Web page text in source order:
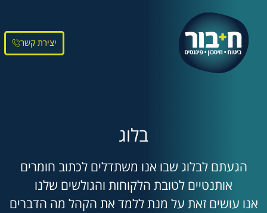
יצירת קשר
בלוג
הגעתם לבלוג שבו אנו משתדלים לכתוב חומרים
אותנטיים לטובת הלקוחות והגולשים שלנו
אנו עושים זאת על מנת ללמד את הקהל מה הדברים